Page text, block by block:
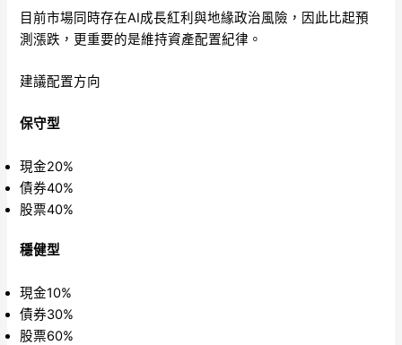
目前市場同時存在AI成長紅利與地緣政治風險，因此比起預
測漲跌，更重要的是維持資產配置紀律。
建議配置方向
保守型
現金20%
債券40%
股票40%
穩健型
現金10%
債券30%
股票60%